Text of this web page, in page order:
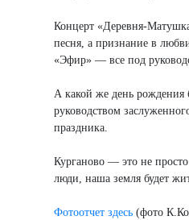
Концерт «Деревня-
песня, а признание в
«Эфир» — все под
А какой же день рождения
руководством
праздника.
Курганово — это не
люди, наша земля будет
Фотоотчет здесь (фото